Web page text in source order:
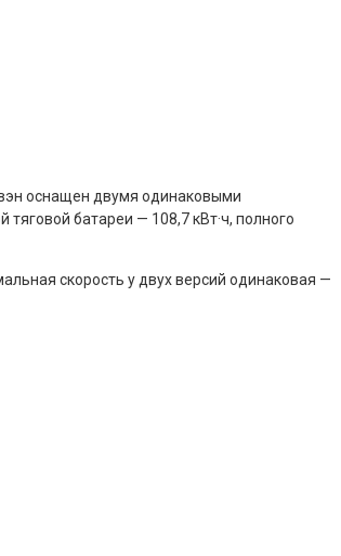
оснащен двумя одинаковыми
батареи — 108,7 кВт·ч, полного
скорость у двух версий одинаковая —